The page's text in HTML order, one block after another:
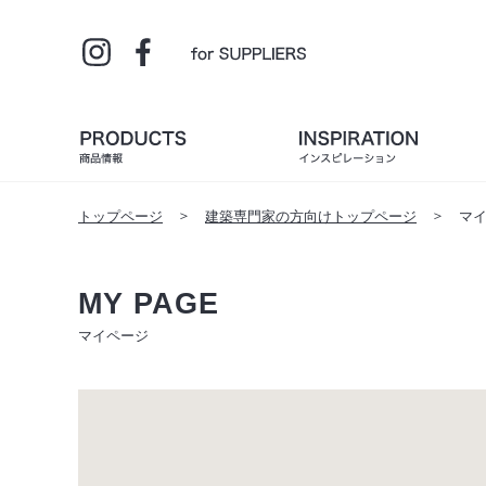
トップページ 建築専門家の方向けトップページ マ
MY PAGE
マイページ